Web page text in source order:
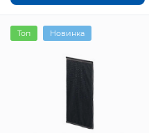
Топ Новинка